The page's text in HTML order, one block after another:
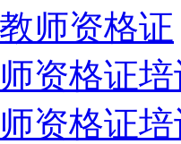
师资格证
资格证
资格证